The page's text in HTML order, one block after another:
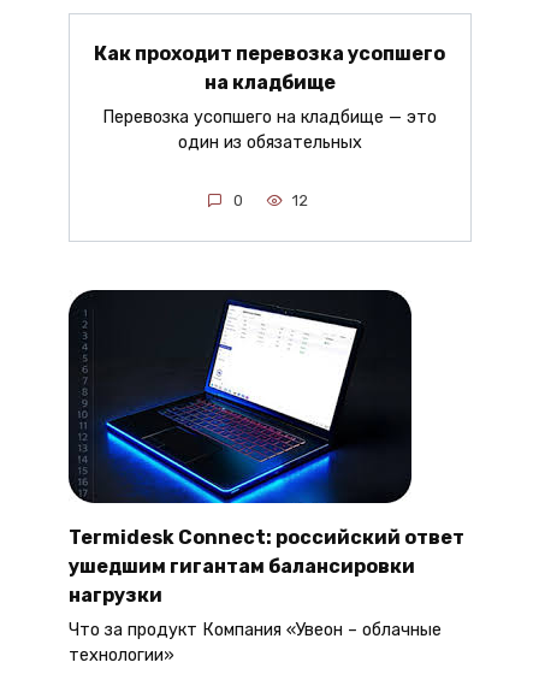
Как проходит перевозка усопшего
на кладбище
Перевозка усопшего на кладбище — это
один из обязательных
0 12
Termidesk Connect: российский ответ
ушедшим гигантам балансировки
нагрузки
Что за продукт Компания «Увеон – облачные
технологии»